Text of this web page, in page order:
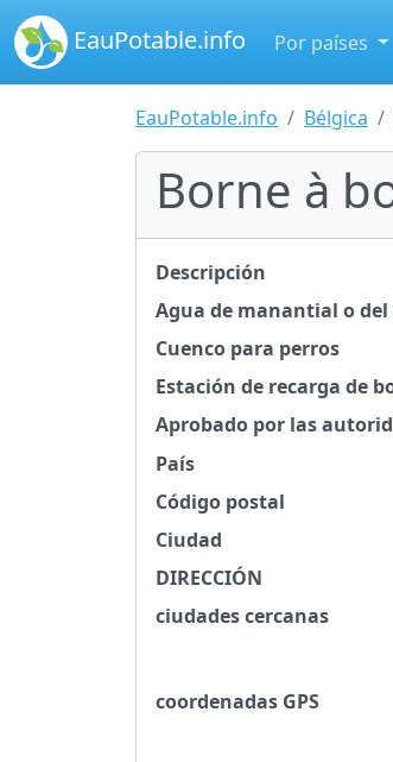
EauPotable.info Por países
EauPotable.info Bélgica
Borne à
Descripción
Agua de manantial o
Cuenco para perros
Estación de recarga de
Aprobado por las
País
Código postal
Ciudad
DIRECCIÓN
ciudades cercanas
coordenadas GPS